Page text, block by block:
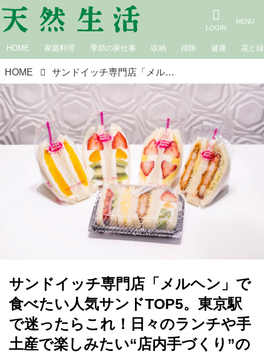
HOME 家庭料理 季節の家仕事 収納 掃除 健康 花と緑
HOME サンドイッチ専門店「メルヘン」で食べたい人気サンドTOP5。東京駅で迷ったらこれ！日々のランチや手土産で楽しみたい“店内手づくり”のできたてサンド
サンドイッチ専門店「メルヘン」で
食べたい人気サンドTOP5。東京駅
で迷ったらこれ！日々のランチや手
土産で楽しみたい“店内手づくり”の